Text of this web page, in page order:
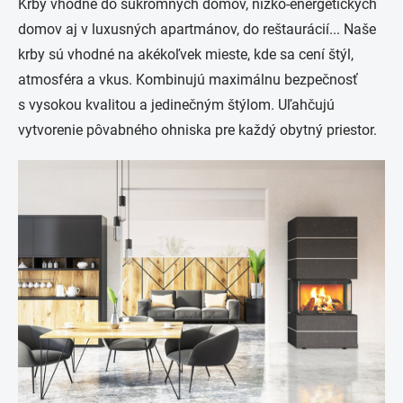
Krby vhodné do súkromných domov, nízko-energetických
domov aj v luxusných apartmánov, do reštaurácií... Naše
krby sú vhodné na akékoľvek mieste, kde sa cení štýl,
atmosféra a vkus. Kombinujú maximálnu bezpečnosť
s vysokou kvalitou a jedinečným štýlom. Uľahčujú
vytvorenie pôvabného ohniska pre každý obytný priestor.